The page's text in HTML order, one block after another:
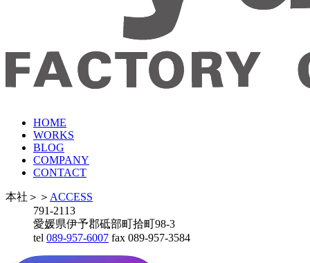
HOME
WORKS
BLOG
COMPANY
CONTACT
本社 ＞＞ ACCESS
791-2113
愛媛県伊予郡砥部町拾町98-3
tel 089-957-6007 fax 089-957-3584